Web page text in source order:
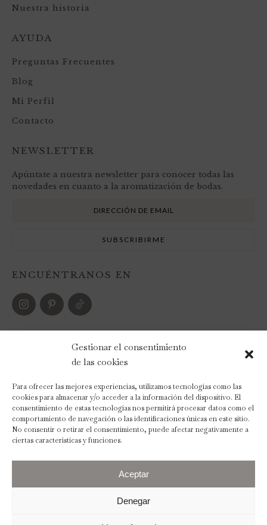
Gestionar el consentimiento
de las cookies
Para ofrecer las mejores experiencias, utilizamos tecnologías como las
cookies para almacenar y/o acceder a la información del dispositivo. El
consentimiento de estas tecnologías nos permitirá procesar datos como el
comportamiento de navegación o las identificaciones únicas en este sitio.
No consentir o retirar el consentimiento, puede afectar negativamente a
ciertas características y funciones.
Aceptar
Denegar
Nuestra historia
AYUDA
Preguntas Frecuentes
Blog
Mi Perfil
Contacto
NEWSLETTER
Apúntate a nuestra newsletter para conocer todas las
novedades en cuanto a la aromatización de bodas.
ENCUÉNTRANOS EN